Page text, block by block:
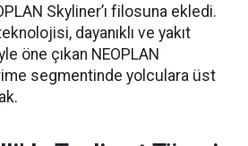
Skyliner’ı filosuna ekledi.
dayanıklı ve yakıt
öne çıkan NEOPLAN
segmentinde yolculara üst